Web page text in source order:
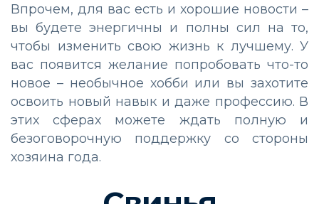
Впрочем, для вас есть и хорошие новости –
вы будете энергичны и полны сил на то,
чтобы изменить свою жизнь к лучшему. У
вас появится желание попробовать что-то
новое – необычное хобби или вы захотите
освоить новый навык и даже профессию. В
этих сферах можете ждать полную и
безоговорочную поддержку со стороны
хозяина года.